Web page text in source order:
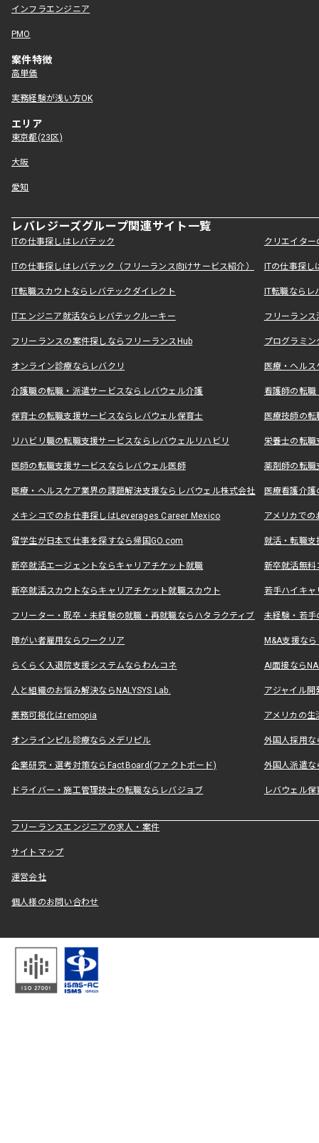
インフラエンジニア
PMO
案件特徴
高単価
実務経験が浅い方OK
エリア
東京都(23区)
大阪
愛知
レバレジーズグループ関連サイト一覧
ITの仕事探しはレバテック クリエイタ
ITの仕事探しはレバテック（フリーランス向けサービス紹介） ITの仕事探
IT転職スカウトならレバテックダイレクト IT転職なら
ITエンジニア就活ならレバテックルーキー フリーラン
フリーランスの案件探しならフリーランスHub プログラミ
オンライン診療ならレバクリ 医療・ヘル
介護職の転職・派遣サービスならレバウェル介護 看護師の転
保育士の転職支援サービスならレバウェル保育士 医療技師の
リハビリ職の転職支援サービスならレバウェルリハビリ 栄養士の転
医師の転職支援サービスならレバウェル医師 薬剤師の転
医療・ヘルスケア業界の課題解決支援ならレバウェル株式会社 医療看護介
メキシコでのお仕事探しはLeverages Career Mexico アメリカで
留学生が日本で仕事を探すなら帰国GO.com 就活・転職
新卒就活エージェントならキャリアチケット就職 新卒就活無料
新卒就活スカウトならキャリアチケット就職スカウト 若手ハイキ
フリーター・既卒・未経験の就職・再就職ならハタラクティブ 未経験・若手
障がい者雇用ならワークリア M&A支援な
らくらく入退院支援システムならわんコネ AI面接なら
人と組織のお悩み解決ならNALYSYS Lab. アジャイル
業務可視化はremopia アメリカの
オンラインピル診療ならメデリピル 外国人採用
企業研究・選考対策ならFactBoard(ファクトボード) 外国人派遣な
ドライバー・施工管理技士の転職ならレバジョブ レバウェル
フリーランスエンジニアの求人・案件
サイトマップ
運営会社
個人様のお問い合わせ